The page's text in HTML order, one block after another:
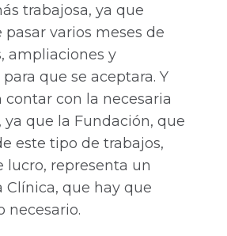
trabajosa, ya que
varios meses de
ampliaciones y
que se aceptara. Y
contar con la necesaria
que la Fundación, que
este tipo de trabajos,
lucro, representa un
Clínica, que hay que
necesario.